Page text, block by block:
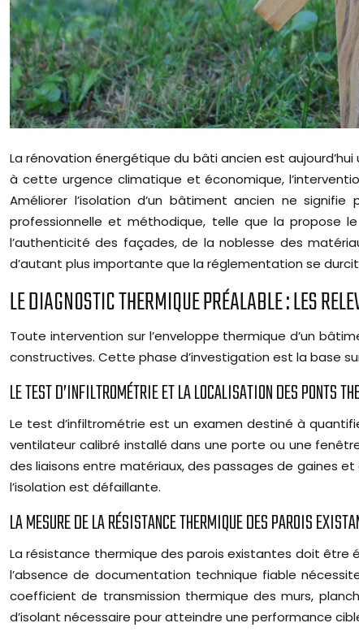
La rénovation énergétique du bâti ancien est
à cette urgence climatique et économique,
Améliorer l’isolation d’un bâtiment ancien ne
professionnelle et méthodique, telle que la propose
l’authenticité des façades, de la noblesse des
d’autant plus importante que la réglementation se
LE DIAGNOSTIC THERMIQUE PRÉALABLE : LES
Toute intervention sur l’enveloppe thermique d’un
constructives. Cette phase d’investigation est la base
LE TEST D’INFILTROMÉTRIE ET LA LOCALISATION DES PONTS
Le test d’infiltrométrie est un examen destiné à
ventilateur calibré installé dans une porte ou une
des liaisons entre matériaux, des passages de gaines
l’isolation est défaillante.
LA MESURE DE LA RÉSISTANCE THERMIQUE DES PAROIS
La résistance thermique des parois existantes doit être
l’absence de documentation technique fiable
coefficient de transmission thermique des murs,
d’isolant nécessaire pour atteindre une performance